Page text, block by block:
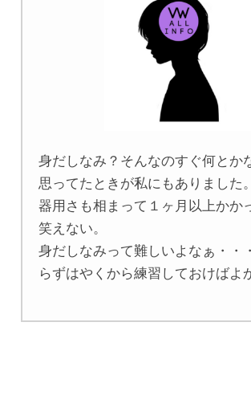
身だしなみ？そんなのすぐ何とか
思ってたときが私にもありました
器用さも相まって１ヶ月以上かか
笑えない。
身だしなみって難しいよなぁ・・
らずはやくから練習しておけばよ